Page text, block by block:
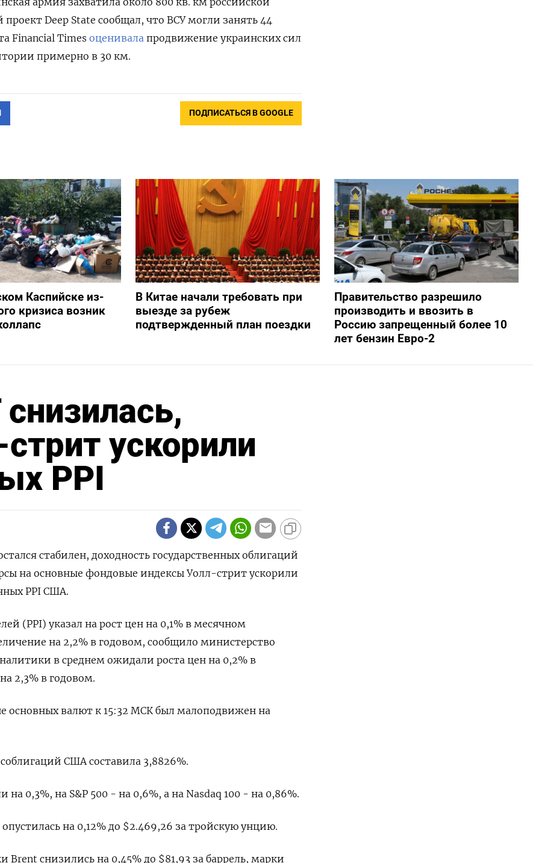
Deep State сообщал, что ВСУ могли занять 44
Financial Times оценивала продвижение украинских сил
примерно в 30 км.
ПОДПИСАТЬСЯ В GOOGLE
Каспийске из-
кризиса возник
В Китае начали требовать при
выезде за рубеж
подтвержденный план поездки
Правительство разрешило
производить и ввозить в
Россию запрещенный более 10
лет бензин Евро-2
ускорили
PPI
стабилен, доходность государственных облигаций
на основные фондовые индексы Уолл-стрит ускорили
PPI США.
(PPI) указал на рост цен на 0,1% в месячном
на 2,2% в годовом, сообщило министерство
в среднем ожидали роста цен на 0,2% в
2,3% в годовом.
основных валют к 15:32 МСК был малоподвижен на
США составила 3,8826%.
на 0,3%, на S&P 500 - на 0,6%, а на Nasdaq 100 - на 0,86%.
на 0,12% до $2.469,26 за тройскую унцию.
снизились на 0,45% до $81,93 за баррель, марки